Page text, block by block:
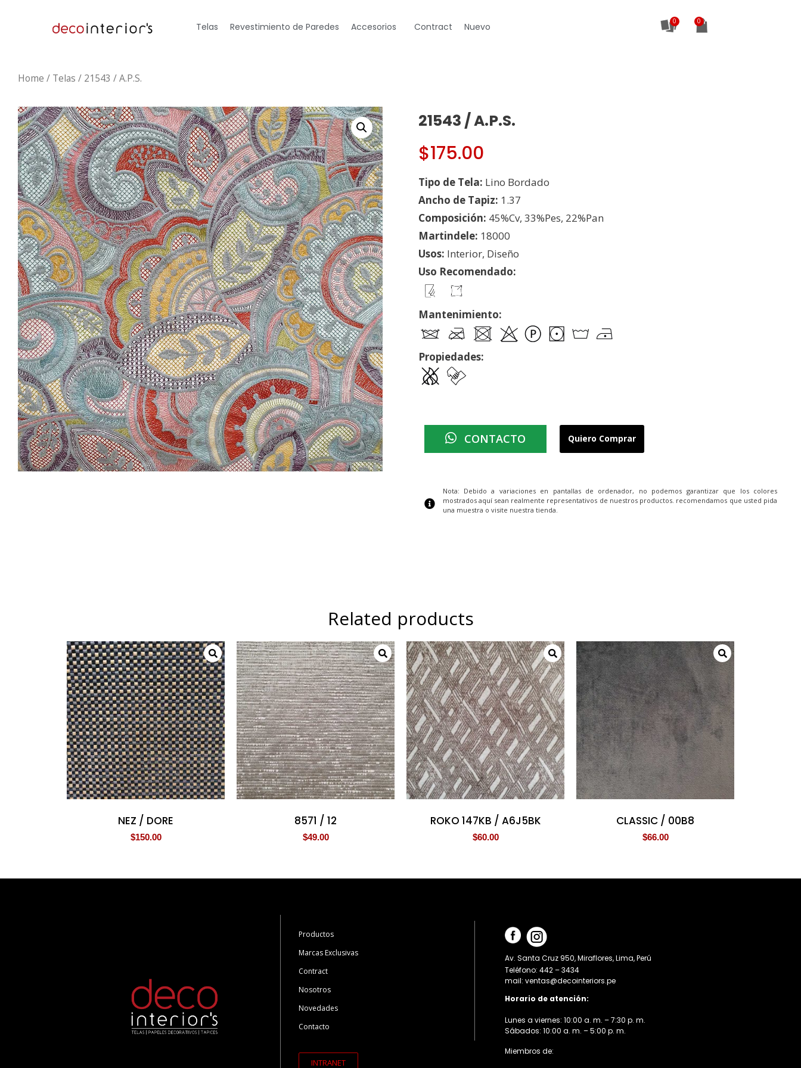
Telas Revestimiento de Paredes Accesorios Contract Nuevo 0
Home / Telas / 21543 / A.P.S.
21543 / A.P.S.
$175.00
Tipo de Tela: Lino Bordado
Ancho de Tapiz: 1.37
Composición: 45%Cv, 33%Pes, 22%Pan
Martindele: 18000
Usos: Interior, Diseño
Uso Recomendado:
Mantenimiento:
Propiedades:
CONTACTO Quiero Comprar
Nota: Debido a variaciones en pantallas de ordenador, no podemos garantizar que los colores
mostrados aquí sean realmente representativos de nuestros productos. recomendamos que usted pida
una muestra o visite nuestra tienda.
Related products
NEZ / DORE
$150.00
8571 / 12
$49.00
ROKO 147KB / A6J5BK
$60.00
CLASSIC / 00B8
$66.00
Productos
Marcas Exclusivas
Contract
Nosotros
Novedades
Contacto
INTRANET
Av. Santa Cruz 950, Miraflores, Lima, Perú
Teléfono: 442 – 3434
mail: ventas@decointeriors.pe
Horario de atención:
Lunes a viernes: 10:00 a. m. – 7:30 p. m.
Sábados: 10:00 a. m. – 5:00 p. m.
Miembros de: